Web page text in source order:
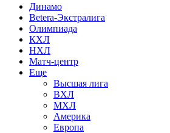
Динамо
Betera-Экстралига
Олимпиада
КХЛ
НХЛ
Матч-центр
Еще
Высшая лига
ВХЛ
МХЛ
Америка
Европа